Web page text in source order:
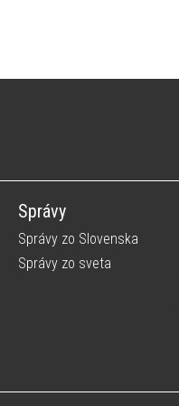
Správy
Správy zo Slovenska
Správy zo sveta